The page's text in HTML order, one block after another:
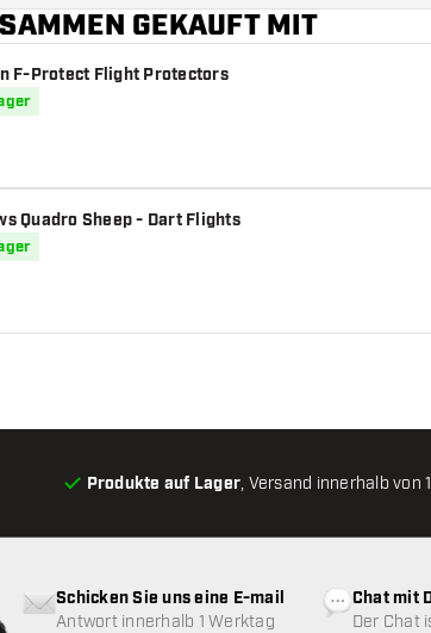
GEKAUFT MIT
F-Protect Flight Protectors
Quadro Sheep - Dart Flights
Produkte auf Lager, Versand innerhalb von
Schicken Sie uns eine E-mail
Antwort innerhalb 1 Werktag
Chat mit
Der Chat